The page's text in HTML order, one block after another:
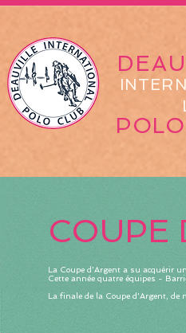
COUPE
La Coupe d'Argent a su acquérir
Cette année quatre équipes -
La finale de la Coupe d'Argent, de